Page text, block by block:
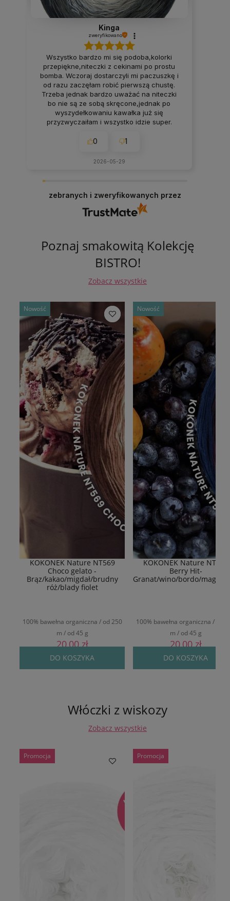
Kinga
zweryfikowano
Wszystko bardzo mi się podoba,kolorki
przepiękne,niteczki z cekinami po prostu
bomba. Wczoraj dostarczyli mi paczuszkę i
od razu zaczęłam robić pierwszą chustę.
Trzeba jednak bardzo uważać na niteczki
bo nie są ze sobą skręcone,jednak po
wyszydełkowaniu kawałka już się
przyzwyczaiłam i wszystko idzie super.
szybka dostawa,a mieszkam za
wszystkim polecam🔥❤️💯
0 1
2026-05-29
zebranych i zweryfikowanych przez
Poznaj smakowitą Kolekcję
BISTRO!
Zobacz wszystkie
KOKONEK Nature NT569
Choco gelato -
Brąz/kakao/migdał/brudny
róż/blady fiolet
100% bawełna organiczna / od 250
m / od 45 g
20,00 zł
DO KOSZYKA
Nowość
KOKONEK Nature NT577
Berry Hit-
Granat/wino/bordo/
100% bawełna organiczna / od
m / od 45 g
20,00 zł
DO KOSZYKA
Nowość
Włóczki z wiskozy
Zobacz wszystkie
Promocja Promocja